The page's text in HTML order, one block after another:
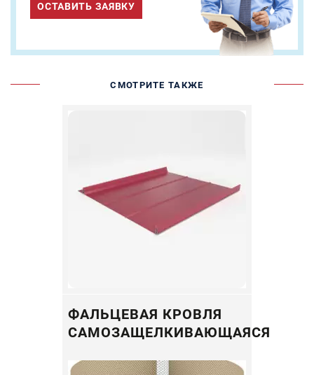
ОСТАВИТЬ ЗАЯВКУ
СМОТРИТЕ ТАКЖЕ
ФАЛЬЦЕВАЯ КРОВЛЯ
CАМОЗАЩЕЛКИВАЮЩАЯСЯ